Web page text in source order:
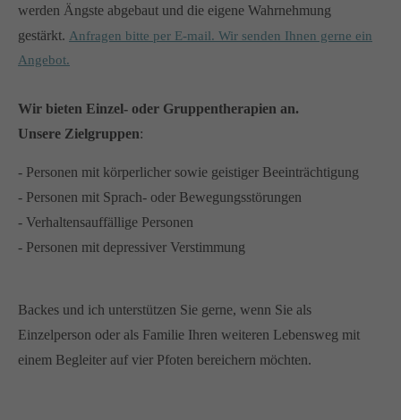
werden Ängste abgebaut und die eigene Wahrnehmung
gestärkt. Anfragen bitte per E-mail. Wir senden Ihnen gerne ein
Angebot.
Wir bieten Einzel- oder Gruppentherapien an.
Unsere Zielgruppen:
- Personen mit körperlicher sowie geistiger Beeinträchtigung
- Personen mit Sprach- oder Bewegungsstörungen
- Verhaltensauffällige Personen
- Personen mit depressiver Verstimmung
Backes und ich unterstützen Sie gerne, wenn Sie als
Einzelperson oder als Familie Ihren weiteren Lebensweg mit
einem Begleiter auf vier Pfoten bereichern möchten.